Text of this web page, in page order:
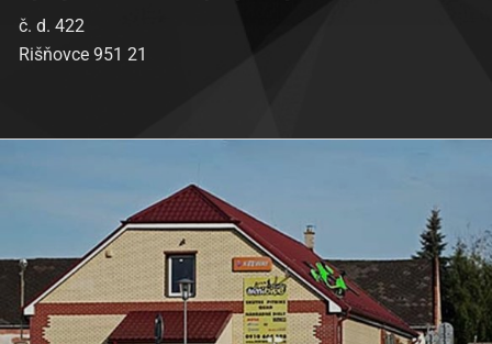
č. d. 422
Rišňovce 951 21